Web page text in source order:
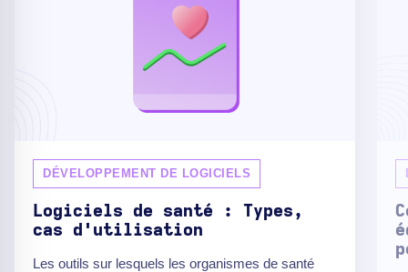
DÉVELOPPEMENT DE LOGICIELS
Logiciels de santé : Types,
cas d'utilisation
Les outils sur lesquels les organismes de santé